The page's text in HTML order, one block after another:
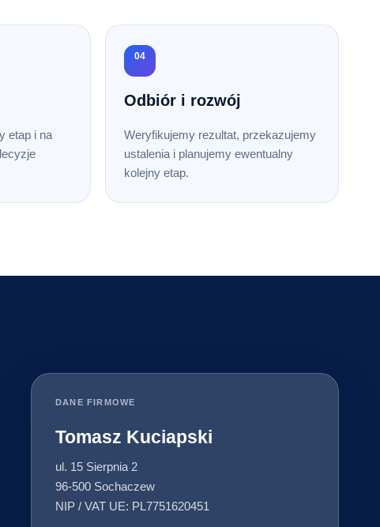
etap i na
04
Odbiór i rozwój
Weryfikujemy rezultat, przekazujemy
ustalenia i planujemy ewentualny
kolejny etap.
DANE FIRMOWE
Tomasz Kuciapski
ul. 15 Sierpnia 2
96-500 Sochaczew
NIP / VAT UE: PL7751620451